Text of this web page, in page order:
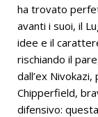
ha trovato
avanti i suoi, il
idee e il
rischiando il
dall’ex
Chipperfield,
difensivo: